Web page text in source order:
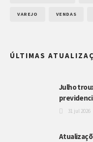
VAREJO VENDAS
ÚLTIMAS
Julho
31 jul 2026